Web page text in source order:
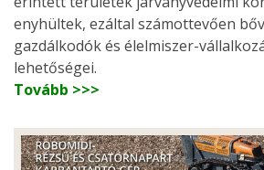
enyhültek, ezáltal számottevően
gazdálkodók és élelmiszer-
lehetőségei.
Tovább >>>